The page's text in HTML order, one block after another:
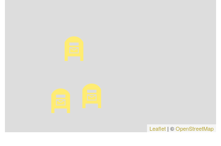
Leaflet | ©OpenStreetMap